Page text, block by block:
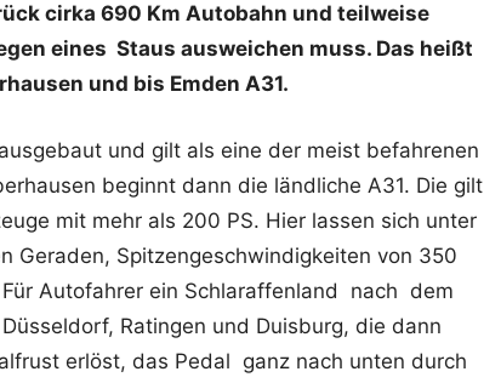
cirka 690 Km Autobahn und teilweise
eines Staus ausweichen muss. Das heißt
und bis Emden A31.
und gilt als eine der meist befahrenen
beginnt dann die ländliche A31. Die gilt
mit mehr als 200 PS. Hier lassen sich unter
Geraden, Spitzengeschwindigkeiten von 350
Autofahrer ein Schlaraffenland nach dem
Ratingen und Duisburg, die dann
erlöst, das Pedal ganz nach unten durch